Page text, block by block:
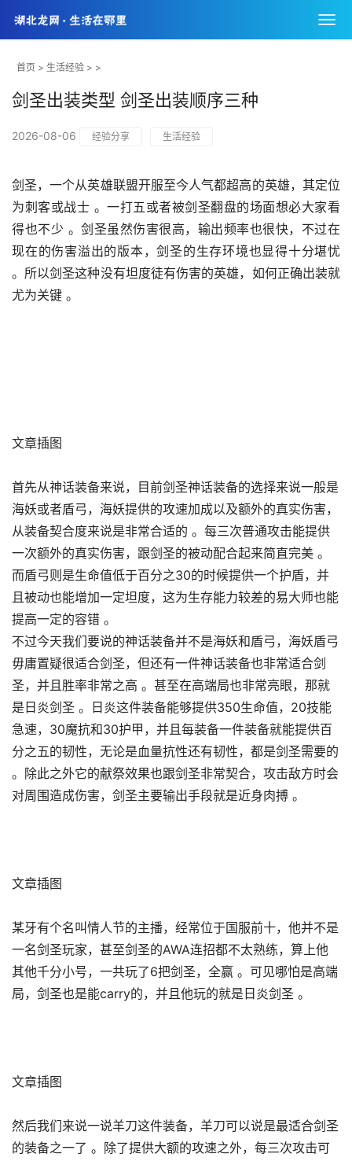
首页 > 生活经验 > >
剑圣出装类型 剑圣出装顺序三种
2026-08-06 经验分享 生活经验
剑圣，一个从英雄联盟开服至今人气都超高的英雄，其定位
为刺客或战士 。一打五或者被剑圣翻盘的场面想必大家看
得也不少 。剑圣虽然伤害很高，输出频率也很快，不过在
现在的伤害溢出的版本，剑圣的生存环境也显得十分堪忧
。所以剑圣这种没有坦度徒有伤害的英雄，如何正确出装就
尤为关键 。
文章插图
首先从神话装备来说，目前剑圣神话装备的选择来说一般是
海妖或者盾弓，海妖提供的攻速加成以及额外的真实伤害，
从装备契合度来说是非常合适的 。每三次普通攻击能提供
一次额外的真实伤害，跟剑圣的被动配合起来简直完美 。
而盾弓则是生命值低于百分之30的时候提供一个护盾，并
且被动也能增加一定坦度，这为生存能力较差的易大师也能
提高一定的容错 。
不过今天我们要说的神话装备并不是海妖和盾弓，海妖盾弓
毋庸置疑很适合剑圣，但还有一件神话装备也非常适合剑
圣，并且胜率非常之高 。甚至在高端局也非常亮眼，那就
是日炎剑圣 。日炎这件装备能够提供350生命值，20技能
急速，30魔抗和30护甲，并且每装备一件装备就能提供百
分之五的韧性，无论是血量抗性还有韧性，都是剑圣需要的
。除此之外它的献祭效果也跟剑圣非常契合，攻击敌方时会
对周围造成伤害，剑圣主要输出手段就是近身肉搏 。
文章插图
某牙有个名叫情人节的主播，经常位于国服前十，他并不是
一名剑圣玩家，甚至剑圣的AWA连招都不太熟练，算上他
其他千分小号，一共玩了6把剑圣，全赢 。可见哪怕是高端
局，剑圣也是能carry的，并且他玩的就是日炎剑圣 。
文章插图
然后我们来说一说羊刀这件装备，羊刀可以说是最适合剑圣
的装备之一了 。除了提供大额的攻速之外，每三次攻击可